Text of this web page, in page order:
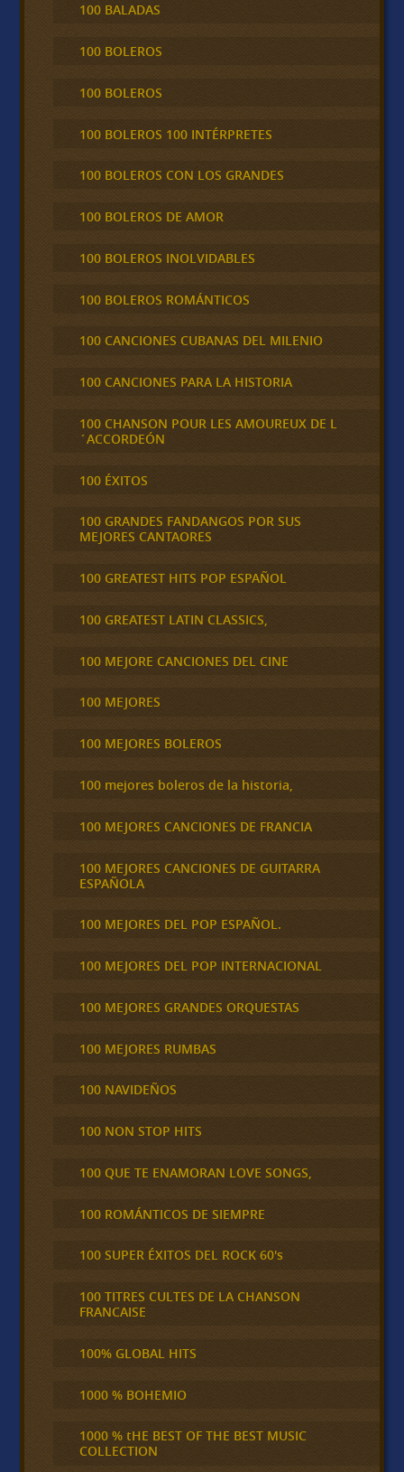
100 BALADAS
100 BOLEROS
100 BOLEROS
100 BOLEROS 100 INTÉRPRETES
100 BOLEROS CON LOS GRANDES
100 BOLEROS DE AMOR
100 BOLEROS INOLVIDABLES
100 BOLEROS ROMÁNTICOS
100 CANCIONES CUBANAS DEL MILENIO
100 CANCIONES PARA LA HISTORIA
100 CHANSON POUR LES AMOUREUX DE L
´ACCORDEÓN
100 ÉXITOS
100 GRANDES FANDANGOS POR SUS
MEJORES CANTAORES
100 GREATEST HITS POP ESPAÑOL
100 GREATEST LATIN CLASSICS,
100 MEJORE CANCIONES DEL CINE
100 MEJORES
100 MEJORES BOLEROS
100 mejores boleros de la historia,
100 MEJORES CANCIONES DE FRANCIA
100 MEJORES CANCIONES DE GUITARRA
ESPAÑOLA
100 MEJORES DEL POP ESPAÑOL.
100 MEJORES DEL POP INTERNACIONAL
100 MEJORES GRANDES ORQUESTAS
100 MEJORES RUMBAS
100 NAVIDEÑOS
100 NON STOP HITS
100 QUE TE ENAMORAN LOVE SONGS,
100 ROMÁNTICOS DE SIEMPRE
100 SUPER ÉXITOS DEL ROCK 60's
100 TITRES CULTES DE LA CHANSON
FRANCAISE
100% GLOBAL HITS
1000 % BOHEMIO
1000 % tHE BEST OF THE BEST MUSIC
COLLECTION